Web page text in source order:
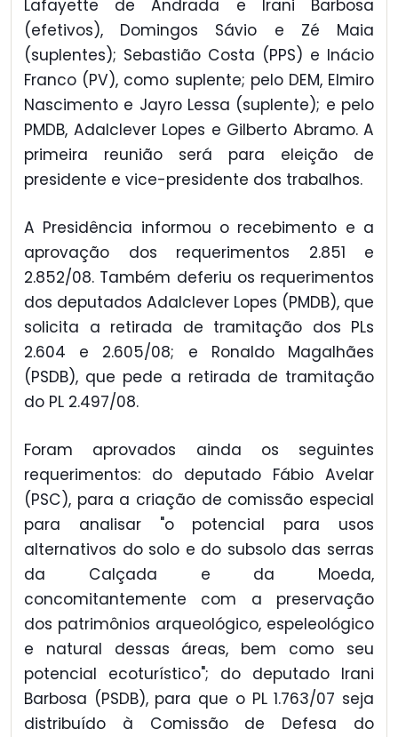
Lafayette de Andrada e Irani Barbosa
(efetivos), Domingos Sávio e Zé Maia
(suplentes); Sebastião Costa (PPS) e Inácio
Franco (PV), como suplente; pelo DEM, Elmiro
Nascimento e Jayro Lessa (suplente); e pelo
PMDB, Adalclever Lopes e Gilberto Abramo. A
primeira reunião será para eleição de
presidente e vice-presidente dos trabalhos.
A Presidência informou o recebimento e a
aprovação dos requerimentos 2.851 e
2.852/08. Também deferiu os requerimentos
dos deputados Adalclever Lopes (PMDB), que
solicita a retirada de tramitação dos PLs
2.604 e 2.605/08; e Ronaldo Magalhães
(PSDB), que pede a retirada de tramitação
do PL 2.497/08.
Foram aprovados ainda os seguintes
requerimentos: do deputado Fábio Avelar
(PSC), para a criação de comissão especial
para analisar "o potencial para usos
alternativos do solo e do subsolo das serras
da Calçada e da Moeda,
concomitantemente com a preservação
dos patrimônios arqueológico, espeleológico
e natural dessas áreas, bem como seu
potencial ecoturístico"; do deputado Irani
Barbosa (PSDB), para que o PL 1.763/07 seja
distribuído à Comissão de Defesa do